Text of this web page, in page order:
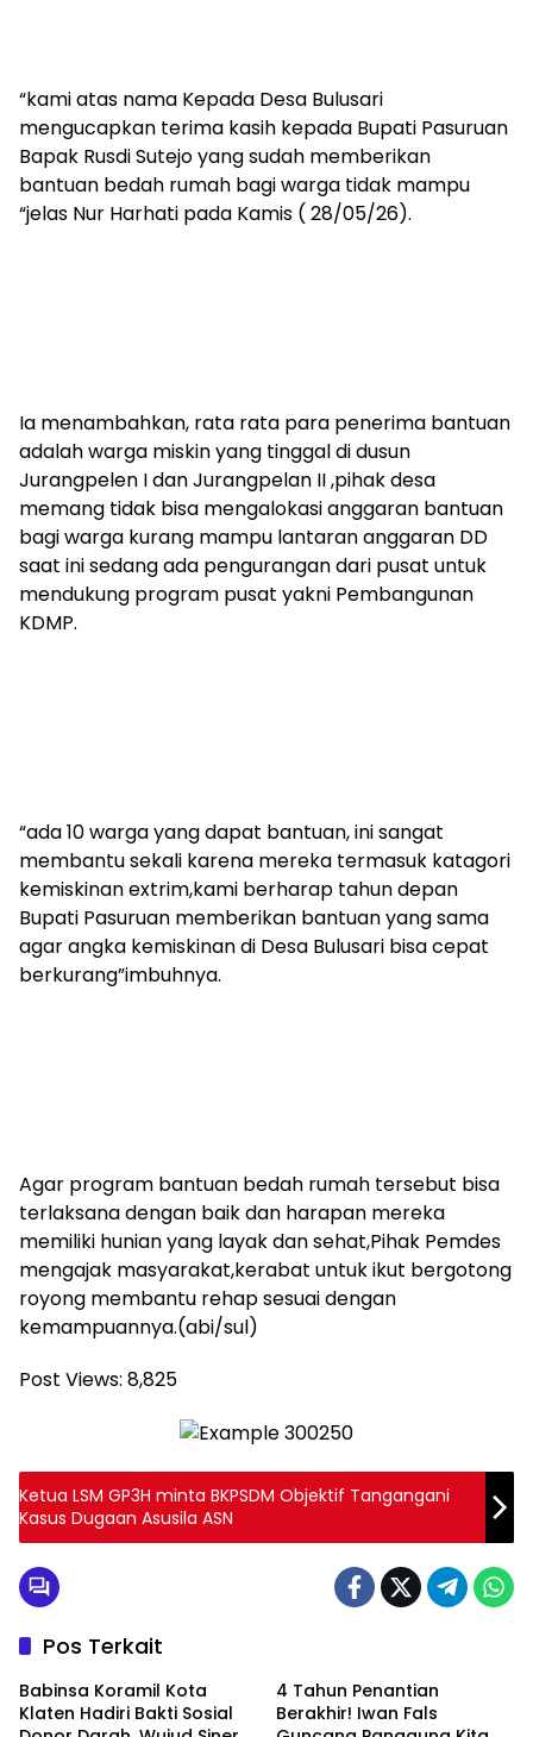
“kami atas nama Kepada Desa Bulusari
mengucapkan terima kasih kepada Bupati Pasuruan
Bapak Rusdi Sutejo yang sudah memberikan
bantuan bedah rumah bagi warga tidak mampu
“jelas Nur Harhati pada Kamis ( 28/05/26).
Ia menambahkan, rata rata para penerima bantuan
adalah warga miskin yang tinggal di dusun
Jurangpelen I dan Jurangpelan II ,pihak desa
memang tidak bisa mengalokasi anggaran bantuan
bagi warga kurang mampu lantaran anggaran DD
saat ini sedang ada pengurangan dari pusat untuk
mendukung program pusat yakni Pembangunan
KDMP.
“ada 10 warga yang dapat bantuan, ini sangat
membantu sekali karena mereka termasuk katagori
kemiskinan extrim,kami berharap tahun depan
Bupati Pasuruan memberikan bantuan yang sama
agar angka kemiskinan di Desa Bulusari bisa cepat
berkurang”imbuhnya.
Agar program bantuan bedah rumah tersebut bisa
terlaksana dengan baik dan harapan mereka
memiliki hunian yang layak dan sehat,Pihak Pemdes
mengajak masyarakat,kerabat untuk ikut bergotong
royong membantu rehap sesuai dengan
kemampuannya.(abi/sul)
Post Views: 8,825
Ketua LSM GP3H minta BKPSDM Objektif Tangangani
Kasus Dugaan Asusila ASN
Pos Terkait
Babinsa Koramil Kota
Klaten Hadiri Bakti Sosial
4 Tahun Penantian
Berakhir! Iwan Fals